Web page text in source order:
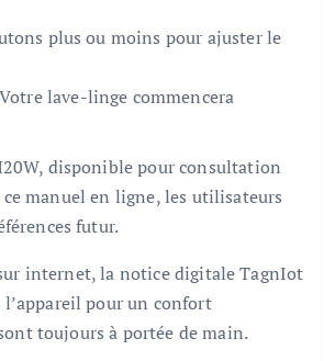
plus ou moins pour ajuster le
lave-linge commencera
disponible pour consultation
manuel en ligne, les utilisateurs
futur.
internet, la notice digitale TagnIot
l’appareil pour un confort
toujours à portée de main.